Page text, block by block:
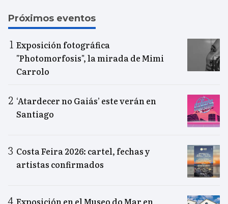
Próximos eventos
Exposición fotográfica
"Photomorfosis", la mirada de Mimi
Carrolo
‘Atardecer no Gaiás’ este verán en
Santiago
Costa Feira 2026: cartel, fechas y
artistas confirmados